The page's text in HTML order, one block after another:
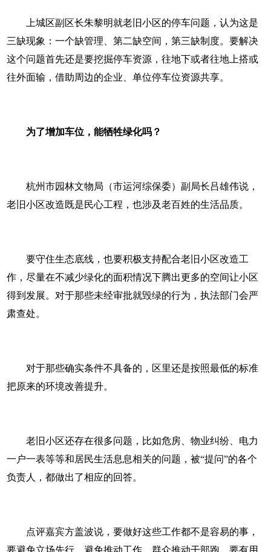
上城区副区长朱黎明就老旧小区的停车问题，认为这是
三缺现象：一个缺管理、第二缺空间，第三缺制度。要解决
这个问题首先还是要挖掘停车资源，往地下或者往地上搭或
往外面输，借助周边的企业、单位停车位资源共享。
为了增加车位，能牺牲绿化吗？
杭州市园林文物局（市运河综保委）副局长吕雄伟说，
老旧小区改造既是民心工程，也涉及老百姓的生活品质。
要守住生态底线，也要积极支持配合老旧小区改造工
作，尽量在不减少绿化的面积情况下腾出更多的空间让小区
得到发展。对于那些未经审批就毁绿的行为，执法部门会严
肃查处。
对于那些确实条件不具备的，区里还是按照最低的标准
把原来的环境改善提升。
老旧小区还存在很多问题，比如危房、物业纠纷、电力
一户一表等等和居民生活息息相关的问题，被“提问”的各个
负责人，都做出了相应的回答。
点评嘉宾方盖波说，要做好这些工作都不是容易的事，